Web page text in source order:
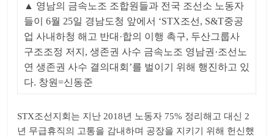
▲ 영남의 금속노조 조합원들과 전국 조선소 노동자
들이 6월 25일 경남도청 앞에서 ‘STX조선, S&T중공
업 사내하청 해고 반대·합의 이행 촉구, 두산그룹사
구조조정 저지, 생존권 사수 금속노조 영남권·조선노
연 생존권 사수 결의대회’를 벌이기 위해 행진하고 있
다. 창원=신동준
STX조선지회는 지난 2018년 노동자 75% 정리해고 대신 2
년 무급휴직의 고통을 감내하며 공장을 지키기 위해 헌신했